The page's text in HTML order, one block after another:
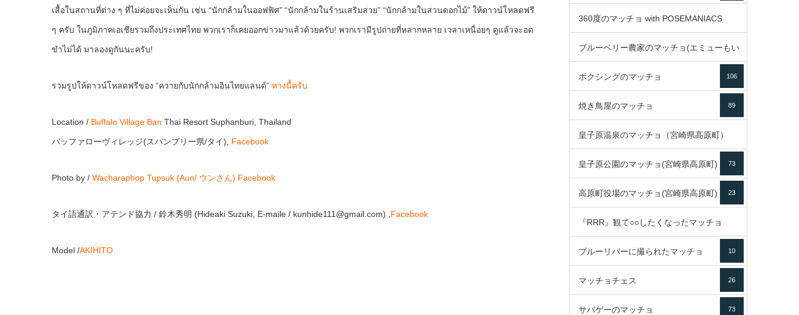
เสื้อในสถานที่ต่าง ๆ ที่ไม่ค่อยจะเห็นกัน เช่น “นักกล้ามในออฟฟิศ” “นักกล้ามในร้านเสริมสวย” “นักกล้ามในสวนดอกไม้” ให้ดาวน์โหลดฟรี
ๆ ครับ ในภูมิภาคเอเชียรวมถึงประเทศไทย พวกเราก็เคยออกข่าวมาแล้วด้วยครับ! พวกเรามีรูปถ่ายที่หลากหลาย เวลาเหนื่อยๆ ดูแล้วจะอด
ขำไม่ได้ มาลองดูกันนะครับ!
รวมรูปให้ดาวน์โหลดฟรีของ “ควายกับนักกล้ามอินไทยแลนด์” ทางนี้ครับ
Location / Buffalo Village Ban Thai Resort Suphanburi, Thailand
バッファローヴィレッジ(スパンブリー県/タイ), Facebook
Photo by / Wacharaphop Tupsuk (Aun/ ウンさん) Facebook
タイ語通訳・アテンド協力 / 鈴木秀明 (Hideaki Suzuki, E-maile / kunhide111@gmail.com) , Facebook
Model /AKIHITO
360度のマッチョ with POSEMANIACS
49
ブルーベリー農家のマッチョ(エミューもい
るよ) 72
ボクシングのマッチョ 106
焼き鳥屋のマッチョ 89
皇子原温泉のマッチョ（宮崎県高原町）
133
皇子原公園のマッチョ(宮崎県高原町) 73
高原町役場のマッチョ(宮崎県高原町) 23
『RRR』観て○○したくなったマッチョ
16
ブルーリバーに撮られたマッチョ 10
マッチョチェス 26
サバゲーのマッチョ 73